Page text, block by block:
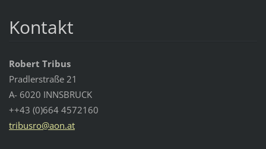
Kontakt
Robert Tribus
Pradlerstraße 21
A- 6020 INNSBRUCK
++43 (0)664 4572160
tribusro@aon.at